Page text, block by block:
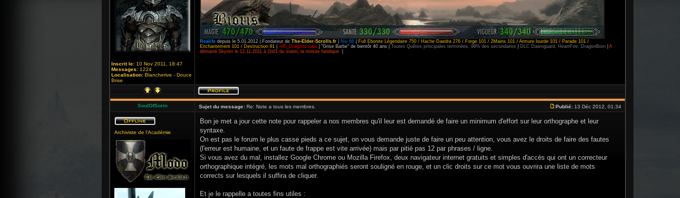
Inscrit le: 10 Nov 2011, 18:47
Messages: 1224
Localisation: Blancherive - Douce
Brise
Realife depuis le 5.01.2012 | Fondateur de The-Elder-Scrolls.fr Niv 66
Full Ebonite Légendaire 750 / Hache Daedra 276 / Forge 101 / 2Mains 101 / Armure lourde 101 / Parade 101 /
Enchantement 101 / Destruction 81
+80_Dragons tués | "Grise Barbe" de bientôt 40 ans | Toutes Quêtes principales terminées, 99% des secondaires DLC Dawnguard, HeartFire, DragonBorn
A
démarré Skyrim le 12.11.2011 à 1h01 du matin, la minute fatidique.
SoulOfSorin Sujet du message: Re: Note a tous les membres. Publié: 13 Déc 2012, 01:34
Archiviste de l'Académie
Bon je met a jour cette note pour rappeler a nos membres qu'il leur est demandé de faire un minimum d'effort sur leur orthographe et leur
syntaxe.
On est pas le forum le plus casse pieds a ce sujet, on vous demande juste de faire un peu attention, vous avez le droits de faire des fautes
(l'erreur est humaine, et un faute de frappe est vite arrivée) mais par pitié pas 12 par phrases / ligne.
Si vous avez du mal, installez Google Chrome ou Mozilla Firefox, deux navigateur internet gratuits et simples d'accès qui ont un correcteur
orthographique intégré, les mots mal orthographiés seront souligné en rouge, et un clic droits sur ce mot vous ouvrira une liste de mots
corrects sur lesquels il suffira de cliquer.
Et je le rappelle a toutes fins utiles :